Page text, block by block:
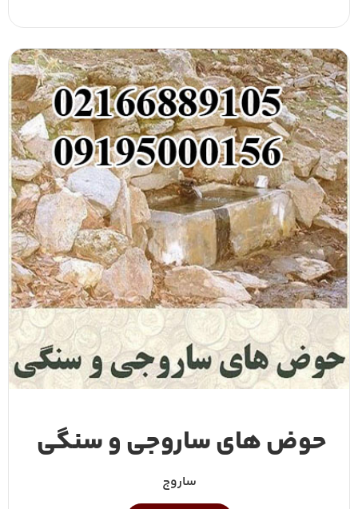
حوض های ساروجی و سنگی
ساروج